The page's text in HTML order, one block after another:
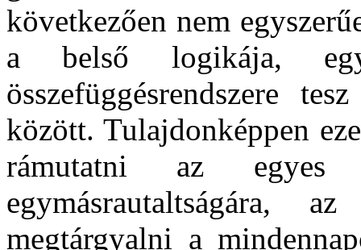
következően nem
a belső logikája,
összefüggésrendszere
között. Tulajdonképpen
rámutatni az egyes
egymásrautaltságára,
megtárgyalni a